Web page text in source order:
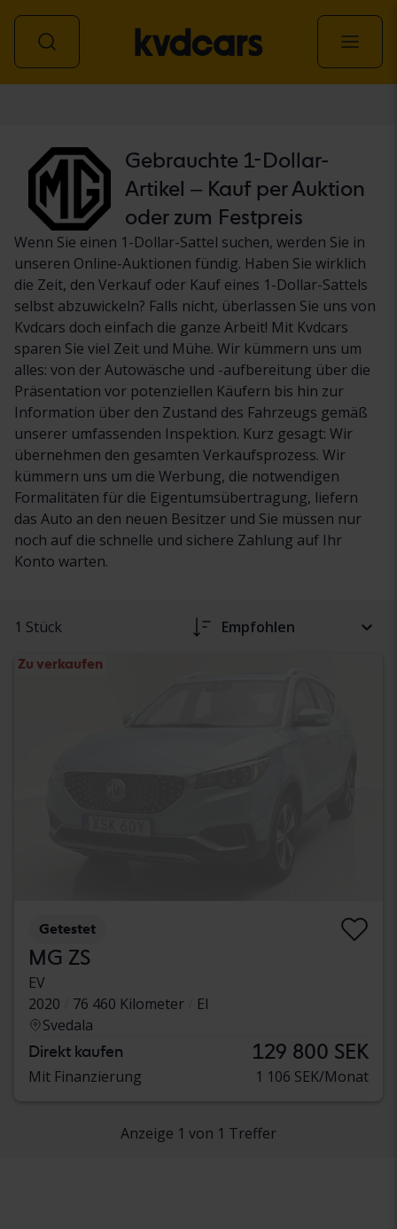
Gebrauchte 1-Dollar-
Artikel – Kauf per Auktion
oder zum Festpreis
Wenn Sie einen 1-Dollar-Sattel suchen, werden Sie in
unseren Online-Auktionen fündig. Haben Sie wirklich
die Zeit, den Verkauf oder Kauf eines 1-Dollar-Sattels
selbst abzuwickeln? Falls nicht, überlassen Sie uns von
Kvdcars doch einfach die ganze Arbeit! Mit Kvdcars
sparen Sie viel Zeit und Mühe. Wir kümmern uns um
alles: von der Autowäsche und -aufbereitung über die
Präsentation vor potenziellen Käufern bis hin zur
Information über den Zustand des Fahrzeugs gemäß
unserer umfassenden Inspektion. Kurz gesagt: Wir
übernehmen den gesamten Verkaufsprozess. Wir
kümmern uns um die Werbung, die notwendigen
Formalitäten für die Eigentumsübertragung, liefern
das Auto an den neuen Besitzer und Sie müssen nur
noch auf die schnelle und sichere Zahlung auf Ihr
Konto warten.
1 Stück Empfohlen
Zu verkaufen
Getestet
MG ZS
EV
2020
76 460 Kilometer
El
Svedala
Direkt kaufen 129 800 SEK
Mit Finanzierung 1 106 SEK/Monat
Anzeige 1 von 1 Treffer